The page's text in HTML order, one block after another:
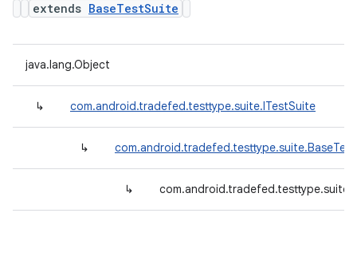
extends BaseTestSuite
java.lang.Object
↳ com.android.tradefed.testtype.suite.ITestSuite
↳
↳